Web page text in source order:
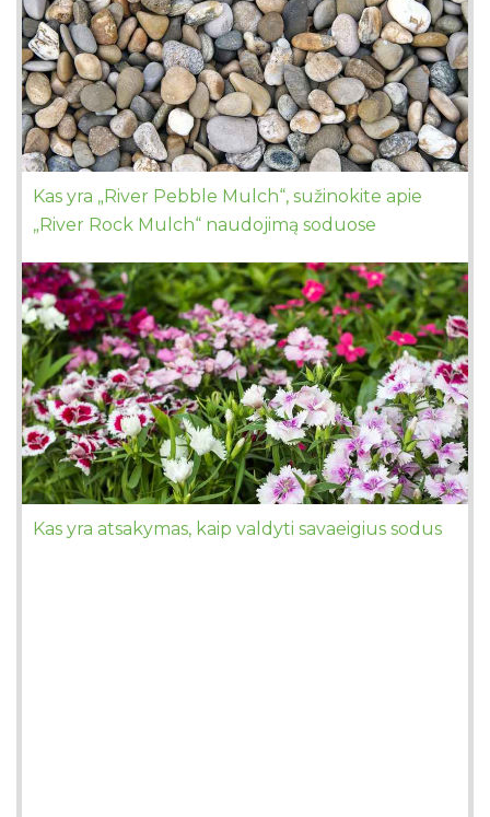
Kas yra „River Pebble Mulch“, sužinokite apie
„River Rock Mulch“ naudojimą soduose
Kas yra atsakymas, kaip valdyti savaeigius sodus